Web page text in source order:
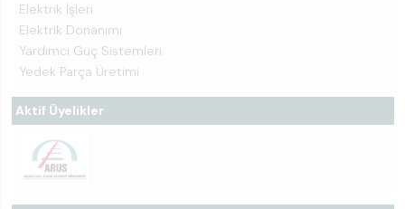
Elektrik İşleri
Elektrik Donanımı
Yardımcı Güç Sistemleri
Yedek Parça Üretimi
Aktif Üyelikler